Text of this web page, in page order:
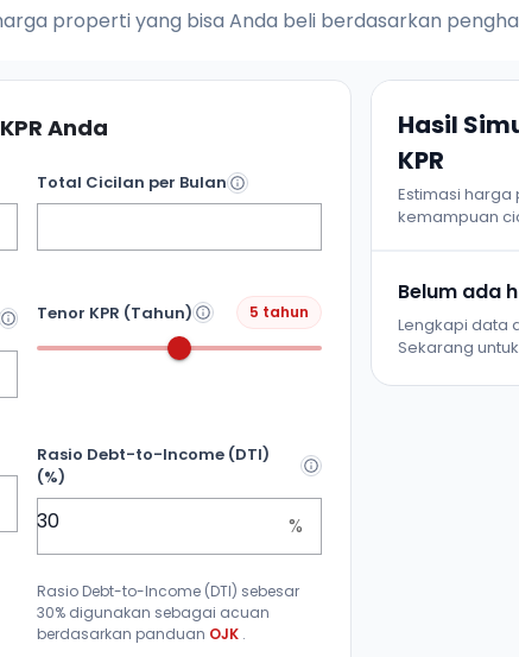
properti yang bisa Anda beli berdasarkan
Anda
Total Cicilan per Bulan
Tenor KPR (Tahun) 5 tahun
Rasio Debt-to-Income (DTI)
(%)
%
Rasio Debt-to-Income (DTI) sebesar
30% digunakan sebagai acuan
berdasarkan panduan OJK .
Hasil
KPR
Estimasi
kemampuan
Belum ada
Lengkapi data
Sekarang